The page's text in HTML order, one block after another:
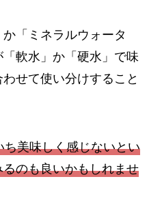
「ミネラルウォータ
軟水」か「硬水」で味
せて使い分けすること
美味しく感じないとい
のも良いかもしれませ